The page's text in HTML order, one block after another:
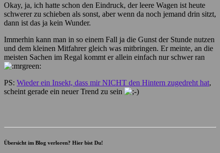
Okay, ja, ich hatte schon den Eindruck, der leere Wagen ist heute
schwerer zu schieben als sonst, aber wenn da noch jemand drin sitzt,
dann ist das ja kein Wunder.
Immerhin kann man in so einem Fall ja die Gunst der Stunde nutzen
und dem kleinen Mitfahrer gleich was mitbringen. Er meinte, an die
meisten Sachen im Regal kommt er allein einfach nur schwer ran
PS: Wieder ein Insekt, dass mir NICHT den Hintern zugedreht hat,
scheint gerade ein neuer Trend zu sein
Übersicht im Blog verloren? Hier bist Du!